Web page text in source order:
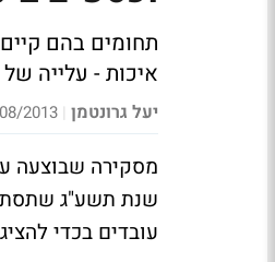
איכות - עלייה של 18%, אבטחת מידע - עלייה של 27%
יעל גרונטמן |
2013 16:10
שנת תשע"ג
עובדים בכדי